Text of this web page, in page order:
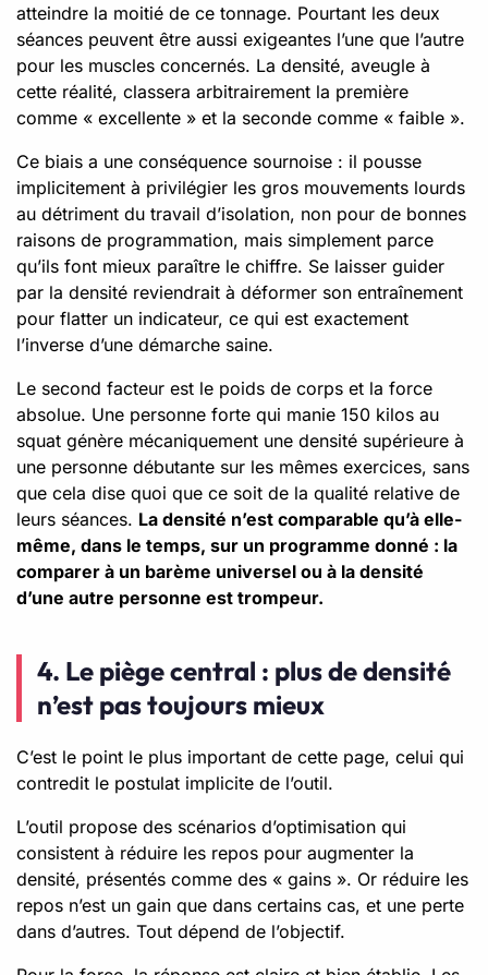
atteindre la moitié de ce tonnage. Pourtant les deux
séances peuvent être aussi exigeantes l’une que l’autre
pour les muscles concernés. La densité, aveugle à
cette réalité, classera arbitrairement la première
comme « excellente » et la seconde comme « faible ».
Ce biais a une conséquence sournoise : il pousse
implicitement à privilégier les gros mouvements lourds
au détriment du travail d’isolation, non pour de bonnes
raisons de programmation, mais simplement parce
qu’ils font mieux paraître le chiffre. Se laisser guider
par la densité reviendrait à déformer son entraînement
pour flatter un indicateur, ce qui est exactement
l’inverse d’une démarche saine.
Le second facteur est le poids de corps et la force
absolue. Une personne forte qui manie 150 kilos au
squat génère mécaniquement une densité supérieure à
une personne débutante sur les mêmes exercices, sans
que cela dise quoi que ce soit de la qualité relative de
leurs séances. La densité n’est comparable qu’à elle-
même, dans le temps, sur un programme donné : la
comparer à un barème universel ou à la densité
d’une autre personne est trompeur.
4. Le piège central : plus de densité
n’est pas toujours mieux
C’est le point le plus important de cette page, celui qui
contredit le postulat implicite de l’outil.
L’outil propose des scénarios d’optimisation qui
consistent à réduire les repos pour augmenter la
densité, présentés comme des « gains ». Or réduire les
repos n’est un gain que dans certains cas, et une perte
dans d’autres. Tout dépend de l’objectif.